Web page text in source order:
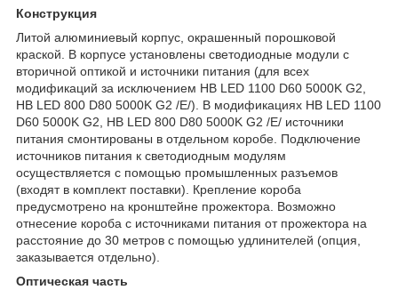
Конструкция
Литой алюминиевый корпус, окрашенный порошковой
краской. В корпусе установлены светодиодные модули с
вторичной оптикой и источники питания (для всех
модификаций за исключением HB LED 1100 D60 5000K G2,
HB LED 800 D80 5000K G2 /E/). В модификациях HB LED 1100
D60 5000K G2, HB LED 800 D80 5000K G2 /E/ источники
питания смонтированы в отдельном коробе. Подключение
источников питания к светодиодным модулям
осуществляется с помощью промышленных разъемов
(входят в комплект поставки). Крепление короба
предусмотрено на кронштейне прожектора. Возможно
отнесение короба с источниками питания от прожектора на
расстояние до 30 метров с помощью удлинителей (опция,
заказывается отдельно).
Оптическая часть